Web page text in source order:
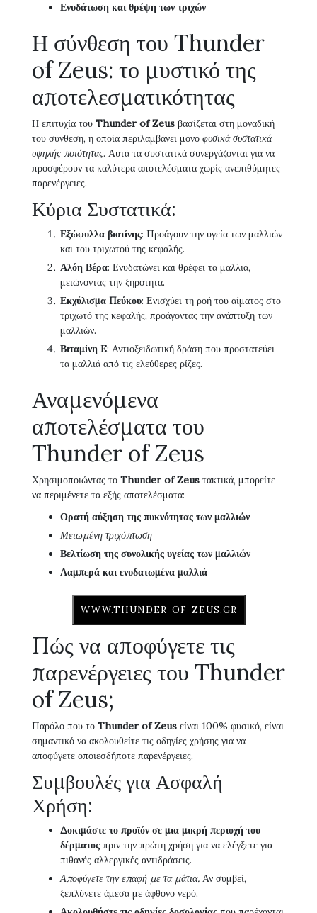
Ενυδάτωση και θρέψη των τριχών
Η σύνθεση του Thunder
of Zeus: το μυστικό της
αποτελεσματικότητας
Η επιτυχία του Thunder of Zeus βασίζεται στη μοναδική
του σύνθεση, η οποία περιλαμβάνει μόνο φυσικά συστατικά
υψηλής ποιότητας. Αυτά τα συστατικά συνεργάζονται για να
προσφέρουν τα καλύτερα αποτελέσματα χωρίς ανεπιθύμητες
παρενέργειες.
Κύρια Συστατικά:
Εξώφυλλα βιοτίνης: Προάγουν την υγεία των μαλλιών
και του τριχωτού της κεφαλής.
Αλόη Βέρα: Ενυδατώνει και θρέφει τα μαλλιά,
μειώνοντας την ξηρότητα.
Εκχύλισμα Πεύκου: Ενισχύει τη ροή του αίματος στο
τριχωτό της κεφαλής, προάγοντας την ανάπτυξη των
μαλλιών.
Βιταμίνη E: Αντιοξειδωτική δράση που προστατεύει
τα μαλλιά από τις ελεύθερες ρίζες.
Αναμενόμενα
αποτελέσματα του
Thunder of Zeus
Χρησιμοποιώντας το Thunder of Zeus τακτικά, μπορείτε
να περιμένετε τα εξής αποτελέσματα:
Ορατή αύξηση της πυκνότητας των μαλλιών
Μειωμένη τριχόπτωση
Βελτίωση της συνολικής υγείας των μαλλιών
Λαμπερά και ενυδατωμένα μαλλιά
WWW.THUNDER-OF-ZEUS.GR
Πώς να αποφύγετε τις
παρενέργειες του Thunder
of Zeus;
Παρόλο που το Thunder of Zeus είναι 100% φυσικό, είναι
σημαντικό να ακολουθείτε τις οδηγίες χρήσης για να
αποφύγετε οποιεσδήποτε παρενέργειες.
Συμβουλές για Ασφαλή
Χρήση:
Δοκιμάστε το προϊόν σε μια μικρή περιοχή του
δέρματος πριν την πρώτη χρήση για να ελέγξετε για
πιθανές αλλεργικές αντιδράσεις.
Αποφύγετε την επαφή με τα μάτια. Αν συμβεί,
ξεπλύνετε άμεσα με άφθονο νερό.